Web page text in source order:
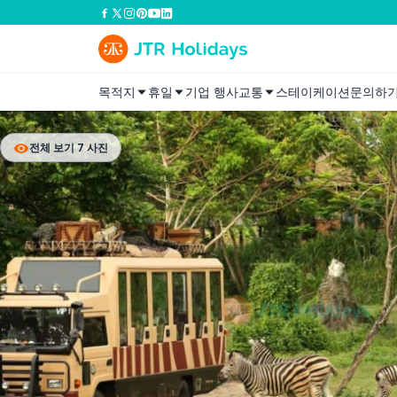
목적지 휴일 기업 행사교통 스테이케이션문의하
전체 보기 7 사진